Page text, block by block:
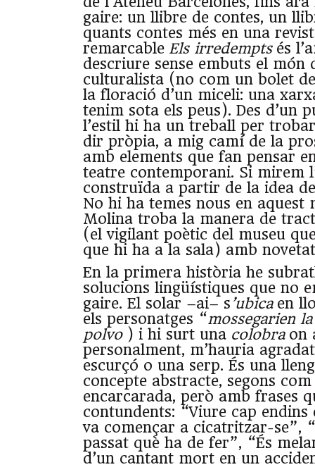
gaire: un llibre de contes, un
quants contes més en una
remarcable Els irredempts és
descriure sense embuts el món
culturalista (no com un bolet
la floració d’un miceli: una
tenim sota els peus). Des d’un
l’estil hi ha un treball per
dir pròpia, a mig camí de la
amb elements que fan pensar
teatre contemporani. Si mirem
construïda a partir de la idea
No hi ha temes nous en aquest
Molina troba la manera de
(el vigilant poètic del museu
que hi ha a la sala) amb
En la primera història he
solucions lingüístiques que no
gaire. El solar –ai– s ’ubica en
els personatges “mossegarien
polvo ) i hi surt una colobraon
personalment, m’hauria
escurçó o una serp. És una
concepte abstracte, segons
encarcarada, però amb frases
contundents: “Viure cap endins
va començar a cicatritzar-se”,
passat què ha de fer”, “És
d’un cantant mort en un